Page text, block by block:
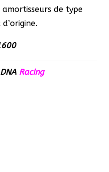
amortisseurs de type
DNA Racing